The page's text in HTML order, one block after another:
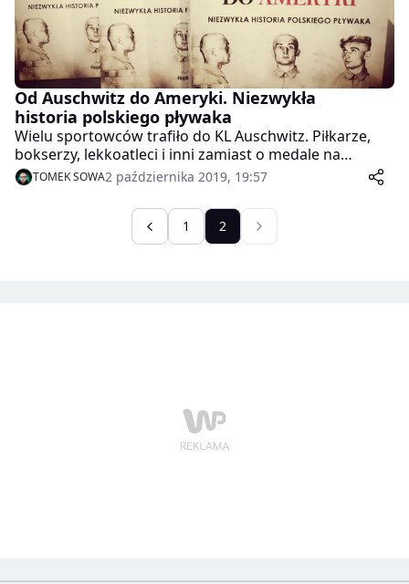
Od Auschwitz do Ameryki. Niezwykła
historia polskiego pływaka
Wielu sportowców trafiło do KL Auschwitz. Piłkarze,
bokserzy, lekkoatleci i inni zamiast o medale na
sportowych arenach walczyli o życie w obozach.
Wśród nich był Henryk Zguda – polski pływak i
waterpolista. Jego niezwykłą historię już niebawem
będziecie mogli poznać w książce Katriny Shawver „Od
Auschwitz do Ameryki. Niezwykła historia polskiego
TOMEK SOWA2 października 2019, 19:57
1 2